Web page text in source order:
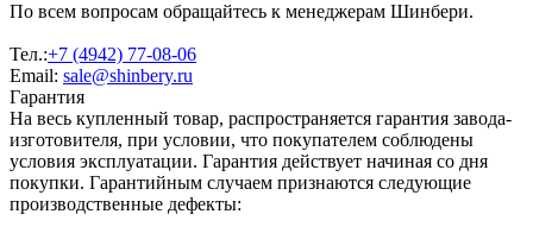
По всем вопросам обращайтесь к менеджерам Шинбери.
Тел.:+7 (4942) 77-08-06
Email: sale@shinbery.ru
Гарантия
На весь купленный товар, распространяется гарантия завода-
изготовителя, при условии, что покупателем соблюдены
условия эксплуатации. Гарантия действует начиная со дня
покупки. Гарантийным случаем признаются следующие
производственные дефекты: